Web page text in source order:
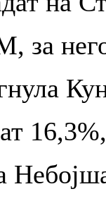
за
16,3%,